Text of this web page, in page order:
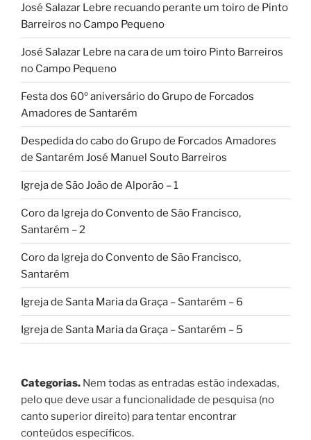
José Salazar Lebre recuando perante um toiro de Pinto
Barreiros no Campo Pequeno
José Salazar Lebre na cara de um toiro Pinto Barreiros
no Campo Pequeno
Festa dos 60º aniversário do Grupo de Forcados
Amadores de Santarém
Despedida do cabo do Grupo de Forcados Amadores
de Santarém José Manuel Souto Barreiros
Igreja de São João de Alporão – 1
Coro da Igreja do Convento de São Francisco,
Santarém – 2
Coro da Igreja do Convento de São Francisco,
Santarém
Igreja de Santa Maria da Graça – Santarém – 6
Igreja de Santa Maria da Graça – Santarém – 5
Categorias. Nem todas as entradas estão indexadas,
pelo que deve usar a funcionalidade de pesquisa (no
canto superior direito) para tentar encontrar
conteúdos específicos.